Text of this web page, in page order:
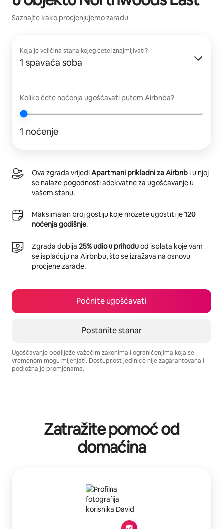
Saznajte kako procjenjujemo zaradu
Koja je veličina stana kojeg ćete iznajmljivati?
1 spavaća soba
Koliko ćete noćenja ugošćavati putem Airbnba?
1 noćenje
Ova zgrada vrijediApartmani prikladni za Airbnb i u njoj
se nalaze pogodnosti adekvatne za ugošćavanje u
vašem stanu.
Maksimalan broj gostiju koje možete ugostiti je120
noćenja godišnje.
Zgrada dobija 25% udio u prihoduod isplata koje vam
se isplaćuju na Airbnbu, što se izražava na osnovu
procjene zarade.
Počnite ugošćavati
Postanite stanar
Ugošćavanje podliježe važećim zakonima i ograničenjima koja se
vremenom mogu mijenjati. Dostupnost jedinice nije zagarantovana i
podložna je promjenama.
Zatražite pomoć od
domaćina